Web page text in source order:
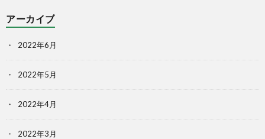
アーカイブ
2022年6月
2022年5月
2022年4月
2022年3月